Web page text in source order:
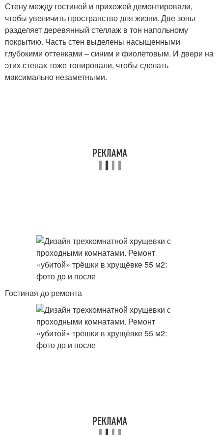
Стену между гостиной и прихожей демонтировали,
чтобы увеличить пространство для жизни. Две зоны
разделяет деревянный стеллаж в тон напольному
покрытию. Часть стен выделены насыщенными
глубокими оттенками – синим и фиолетовым. И двери на
этих стенах тоже тонировали, чтобы сделать
максимально незаметными.
Гостиная до ремонта